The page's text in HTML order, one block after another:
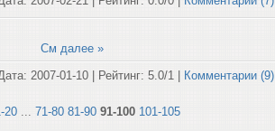
См далее »
2007-01-10 | Рейтинг: 5.0/1 | Комментарии (9)
20 71-80 81-90 91-100 101-105